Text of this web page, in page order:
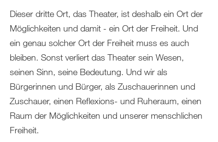
Dieser dritte Ort, das Theater, ist deshalb ein Ort der
Möglichkeiten und damit - ein Ort der Freiheit. Und
ein genau solcher Ort der Freiheit muss es auch
bleiben. Sonst verliert das Theater sein Wesen,
seinen Sinn, seine Bedeutung. Und wir als
Bürgerinnen und Bürger, als Zuschauerinnen und
Zuschauer, einen Reflexions- und Ruheraum, einen
Raum der Möglichkeiten und unserer menschlichen
Freiheit.